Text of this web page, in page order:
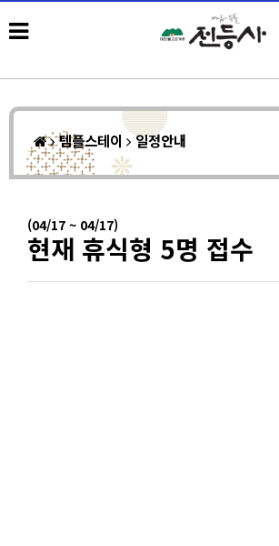
템플스테이 일정안내
(04/17 ~ 04/17)
현재 휴식형 5명 접수